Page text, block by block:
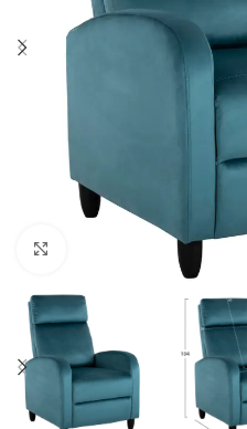
Κάντε κλικ για μεγέθυνση